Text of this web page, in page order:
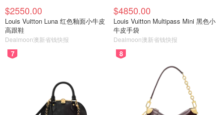
$2550.00
Louis Vuitton Luna 红色釉面小牛皮
高跟鞋
Dealmoon澳新省钱快报
$4850.00
Louis Vuitton Multipass Mini 黑色小
牛皮手袋
Dealmoon澳新省钱快报
7 8